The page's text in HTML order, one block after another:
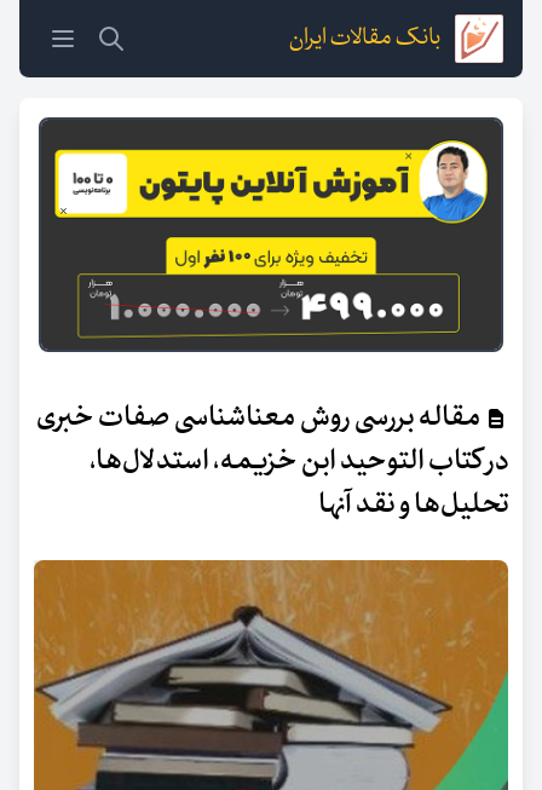
بانک مقالات ایران
مقاله بررسی روش معناشناسی صفات خبری
در کتاب التوحید ابن خزیمه، استدلال‌ها،
تحلیل‌ها و نقد آنها